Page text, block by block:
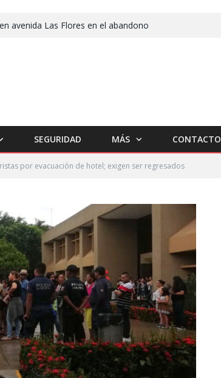
avenida Las Flores en el abandono
SEGURIDAD MÁS CONTACTO
por evacuación de hotel; exigen ser regresados